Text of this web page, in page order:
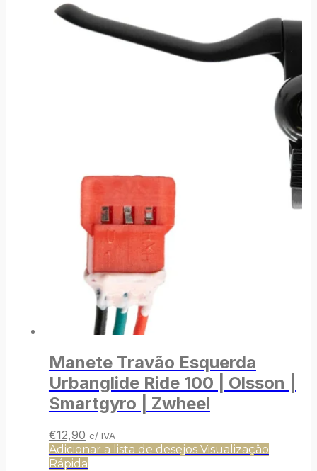
Manete Travão Esquerda
Urbanglide Ride 100 | Olsson |
Smartgyro | Zwheel
O
preço
original
€12,90O
preço
atual
c/ IVA
Adicionar a lista de desejos Visualização
Rápida